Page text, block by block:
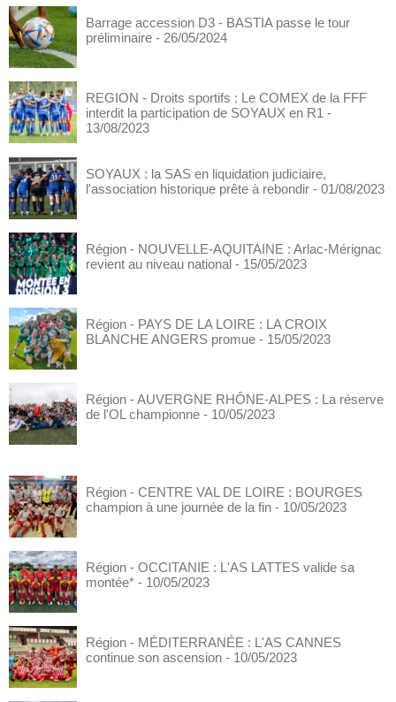
Barrage accession D3 - BASTIA passe le tour
préliminaire - 26/05/2024
REGION - Droits sportifs : Le COMEX de la FFF
interdit la participation de SOYAUX en R1 -
13/08/2023
SOYAUX : la SAS en liquidation judiciaire,
l'association historique prête à rebondir - 01/08/2023
Région - NOUVELLE-AQUITAINE : Arlac-Mérignac
revient au niveau national - 15/05/2023
Région - PAYS DE LA LOIRE : LA CROIX
BLANCHE ANGERS promue - 15/05/2023
Région - AUVERGNE RHÔNE-ALPES : La réserve
de l'OL championne - 10/05/2023
Région - CENTRE VAL DE LOIRE : BOURGES
champion à une journée de la fin - 10/05/2023
Région - OCCITANIE : L'AS LATTES valide sa
montée* - 10/05/2023
Région - MÉDITERRANÉE : L'AS CANNES
continue son ascension - 10/05/2023